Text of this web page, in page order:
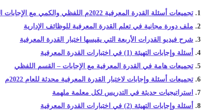
تجميعات أسئلة القدرة المعرفية 2022م اللفظي والكمي مع الإجابات الصحيحة
ملف دورة مجانية في تعلم القدرة المعرفية للوظائف الإدارية
شرح فيديو القدرات الأربعة التي يقيسها اختبار القدرة المعرفية
أسئلة وإجابات التهيئة (1) في اختبارات القدرة المعرفية
تجميعات هامة في القدرة المعرفية مع الإجابات – القسم اللفظي
تجميعات أسئلة وإجابات لاختبار القدرة المعرفية محدثة للعام 2022م
استراتيجيات حديثة في التدريس لكل معلمة ملهمة
أسئلة وإجابات التهيئة (2) في اختبارات القدرة المعرفية